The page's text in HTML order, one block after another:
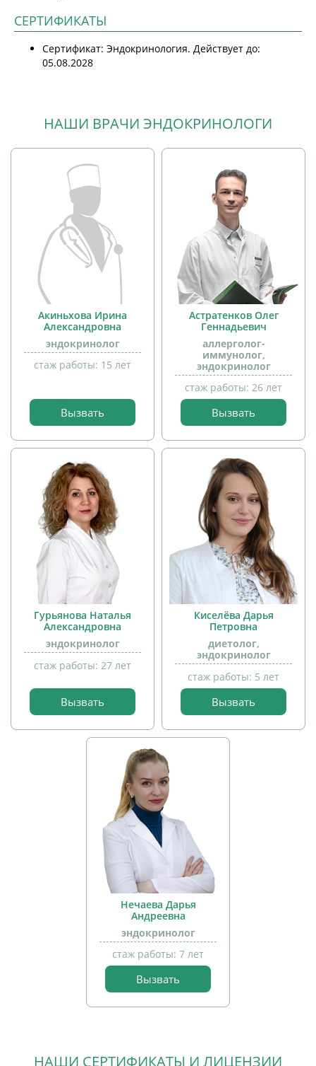
СЕРТИФИКАТЫ
Сертификат: Эндокринология. Действует до:
05.08.2028
НАШИ ВРАЧИ ЭНДОКРИНОЛОГИ
прием
Акиньхова Ирина
Александровна
эндокринолог
стаж работы: 15 лет
Вызвать
детей
Астратенков Олег
Геннадьевич
аллерголог-
иммунолог,
эндокринолог
стаж работы: 26 лет
Вызвать
прием
детей
Гурьянова Наталья
Александровна
эндокринолог
стаж работы: 27 лет
Вызвать
прием
детей
Киселёва Дарья
Петровна
диетолог,
эндокринолог
стаж работы: 5 лет
Вызвать
прием
Нечаева Дарья
Андреевна
эндокринолог
стаж работы: 7 лет
Вызвать
НАШИ СЕРТИФИКАТЫ И ЛИЦЕНЗИИ